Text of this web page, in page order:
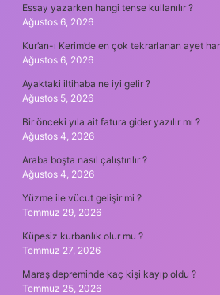
Essay yazarken hangi tense kullanılır ?
Ağustos 6, 2026
Kur’an-ı Kerim’de en çok tekrarlanan ayet
Ağustos 6, 2026
Ayaktaki iltihaba ne iyi gelir ?
Ağustos 5, 2026
Bir önceki yıla ait fatura gider yazılır mı ?
Ağustos 4, 2026
Araba boşta nasıl çalıştırılır ?
Ağustos 4, 2026
Yüzme ile vücut gelişir mi ?
Temmuz 29, 2026
Küpesiz kurbanlık olur mu ?
Temmuz 27, 2026
Maraş depreminde kaç kişi kayıp oldu ?
Temmuz 25, 2026